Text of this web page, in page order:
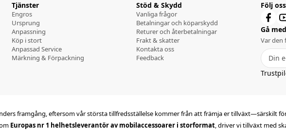
Tjänster
Engros
Ursprung
Anpassning
Köp i stort
Anpassad Service
Märkning & Förpackning
Stöd & Skydd
Vanliga frågor
Betalningar och köparskydd
Returer och återbetalningar
Frakt & skatter
Kontakta oss
Feedback
Följ oss
Gå
Var den
framgång, eftersom vår största tillfredsställelse kommer från att främja er tillväxt—särskilt
Europas nr 1 helhetsleverantör av mobilaccessoarer i storformat, driver vi tillväxt med